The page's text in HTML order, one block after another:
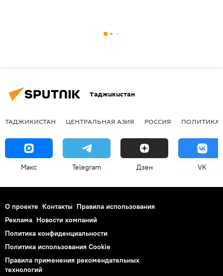
Таджикистан
ТАДЖИКИСТАН ЦЕНТРАЛЬНАЯ АЗИЯ РОССИЯ ПОЛИТИКА
Макс Telegram Дзен VK
О проекте Контакты Правила использования
Реклама Новости компаний
Политика конфиденциальности
Политика использования Cookie
Правила применения рекомендательных
технологий